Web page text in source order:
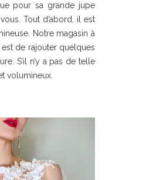
pour sa grande jupe
Tout d’abord, il est
Notre magasin à
de rajouter quelques
S’il n’y a pas de telle
volumineux.